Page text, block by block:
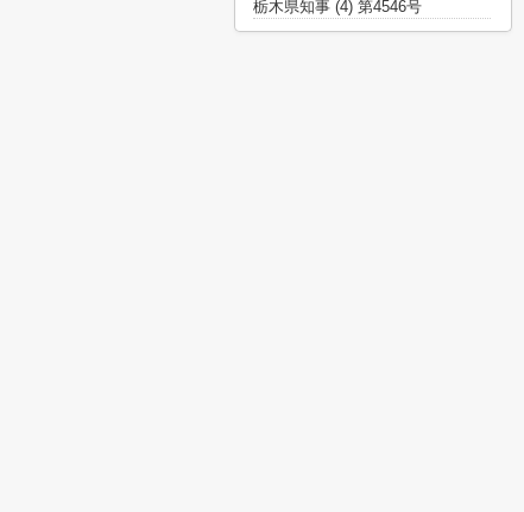
栃木県知事 (4) 第4546号